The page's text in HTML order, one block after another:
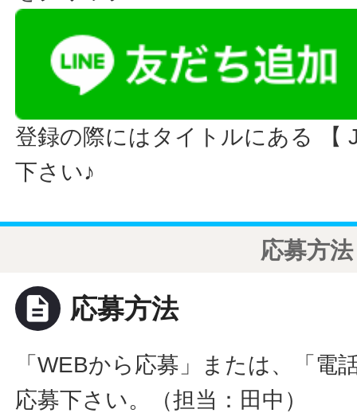
登録の際にはタイトルにある 【
下さい♪
応募方法
description 応募方法
「WEBから応募」または、「電
応募下さい。（担当：田中）